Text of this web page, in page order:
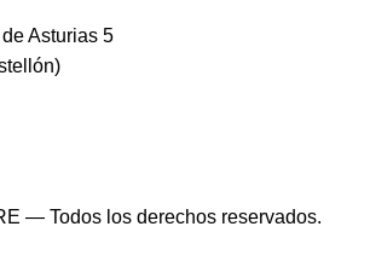
Asturias 5
— Todos los derechos reservados.